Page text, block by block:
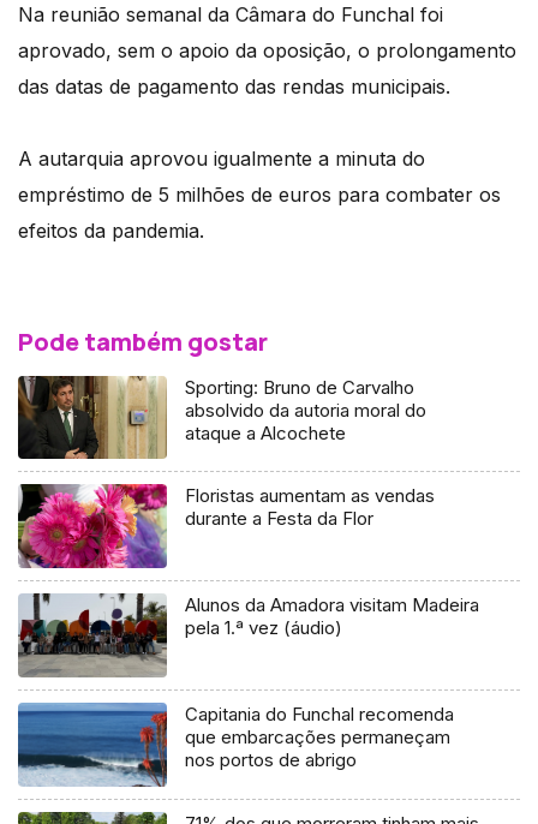
Na reunião semanal da Câmara do Funchal foi
aprovado, sem o apoio da oposição, o prolongamento
das datas de pagamento das rendas municipais.
A autarquia aprovou igualmente a minuta do
empréstimo de 5 milhões de euros para combater os
efeitos da pandemia.
Pode também gostar
Sporting: Bruno de Carvalho
absolvido da autoria moral do
ataque a Alcochete
Floristas aumentam as vendas
durante a Festa da Flor
Alunos da Amadora visitam Madeira
pela 1.ª vez (áudio)
Capitania do Funchal recomenda
que embarcações permaneçam
nos portos de abrigo